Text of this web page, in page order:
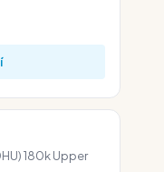
180k Upper